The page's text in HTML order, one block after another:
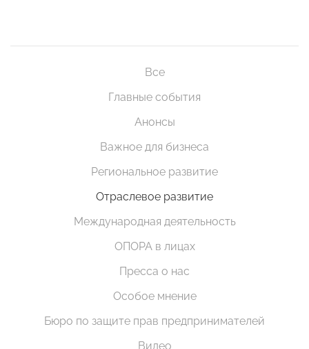
Все
Главные события
Анонсы
Важное для бизнеса
Региональное развитие
Отраслевое развитие
Международная деятельность
ОПОРА в лицах
Пресса о нас
Особое мнение
Бюро по защите прав предпринимателей
Видео